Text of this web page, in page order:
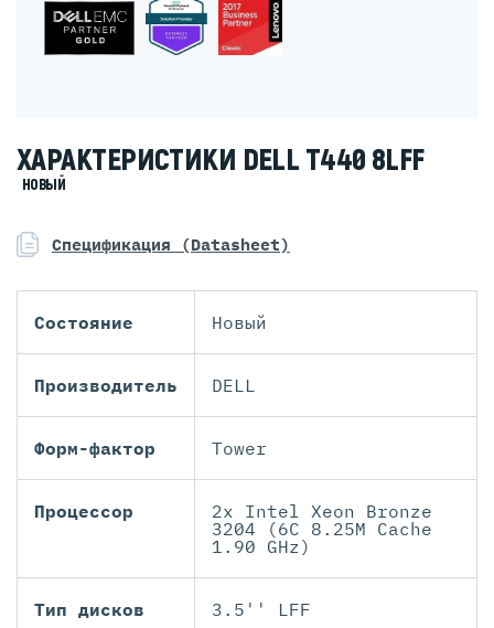
ХАРАКТЕРИСТИКИ DELL T440 8LFF
НОВЫЙ
Спецификация (Datasheet)
Состояние Новый
Производитель DELL
Форм-фактор Tower
Процессор
2x Intel Xeon Bronze
3204 (6C 8.25M Cache
1.90 GHz)
Тип дисков 3.5'' LFF